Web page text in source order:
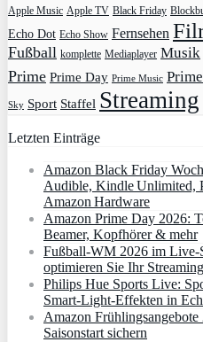
Apple Music Apple TV Black Friday
Echo Dot Echo Show Fernsehen
Fußball komplette Mediaplayer Musik
Prime Prime Day Prime Music
Sky Sport Staffel Streaming
Letzten Einträge
Amazon Black Friday
Audible, Kindle Unlimited,
Amazon Hardware
Amazon Prime Day 2026:
Beamer, Kopfhörer & mehr
Fußball-WM 2026 im Live-
optimieren Sie Ihr
Philips Hue Sports Live:
Smart‑Light‑Effekten in
Amazon
Saisonstart sichern